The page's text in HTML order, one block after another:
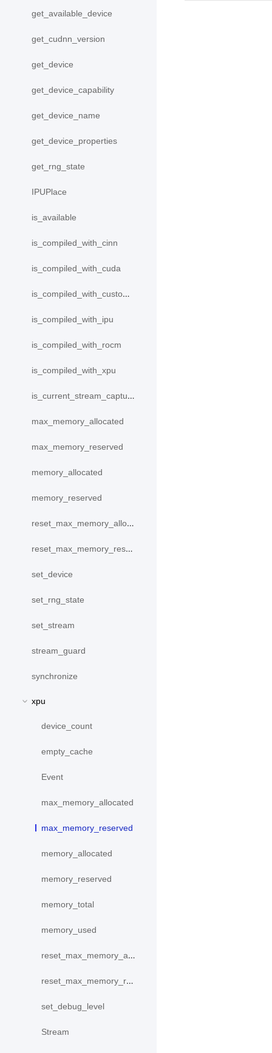
get_available_device
get_cudnn_version
get_device
get_device_capability
get_device_name
get_device_properties
get_rng_state
IPUPlace
is_available
is_compiled_with_cinn
is_compiled_with_cuda
is_compiled_with_custom_device
is_compiled_with_ipu
is_compiled_with_rocm
is_compiled_with_xpu
is_current_stream_capturing
max_memory_allocated
max_memory_reserved
memory_allocated
memory_reserved
reset_max_memory_allocated
reset_max_memory_reserved
set_device
set_rng_state
set_stream
stream_guard
synchronize
xpu
device_count
empty_cache
Event
max_memory_allocated
max_memory_reserved
memory_allocated
memory_reserved
memory_total
memory_used
reset_max_memory_allocated
reset_max_memory_reserved
set_debug_level
Stream